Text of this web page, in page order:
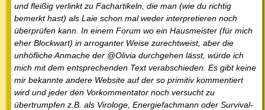
und fleißig verlinkt zu Fachartikeln, die man (wie du richtig
bemerkt hast) als Laie schon mal weder interpretieren noch
überprüfen kann. In einem Forum wo ein Hausmeister (für mich
eher Blockwart) in arroganter Weise zurechtweist, aber die
unhöfliche Anmache der @Olivia durchgehen lässt, würde ich
mich mit dem entsprechenden Text verabschieden. Es gibt keine
mir bekannte andere Website auf der so primitiv kommentiert
wird und jeder den Vorkommentator noch versucht zu
übertrumpfen z.B. als Virologe, Energiefachmann oder Survival-